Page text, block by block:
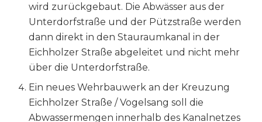
wird zurückgebaut. Die Abwässer aus der
Unterdorfstraße und der Pützstraße werden
dann direkt in den Stauraumkanal in der
Eichholzer Straße abgeleitet und nicht mehr
über die Unterdorfstraße.
Ein neues Wehrbauwerk an der Kreuzung
Eichholzer Straße / Vogelsang soll die
Abwassermengen innerhalb des Kanalnetzes